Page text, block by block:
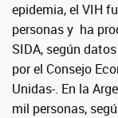
epidemia, el VIH
personas y ha
SIDA, según
por el Consejo
Unidas-. En la
mil personas,